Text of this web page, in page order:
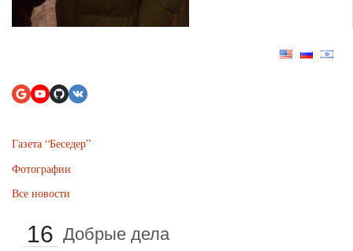
Газета “Беседер”
Фотографии
Все новости
16 Добрые дела